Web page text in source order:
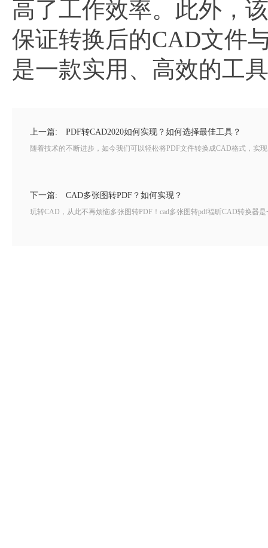
高了工作效率。此外，
保证转换后的CAD文件
是一款实用、高效的工
上一篇: PDF转CAD2020如何实现？如何选择最佳工具？
随着技术的不断进步，如今我们可以轻松将PDF文件转换成CAD格式，实
下一篇: CAD多张图转PDF？如何实现？
玩转CAD，从此不再烦恼多张图转PDF！cad多张图转pdf福昕CAD转换器